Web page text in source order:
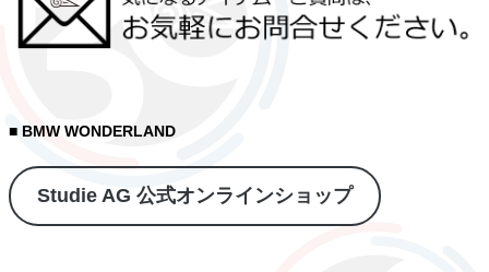
■ BMW WONDERLAND
Studie AG 公式オンラインショップ